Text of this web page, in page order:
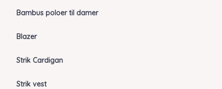
Bambus poloer til damer
Blazer
Strik Cardigan
Strik vest